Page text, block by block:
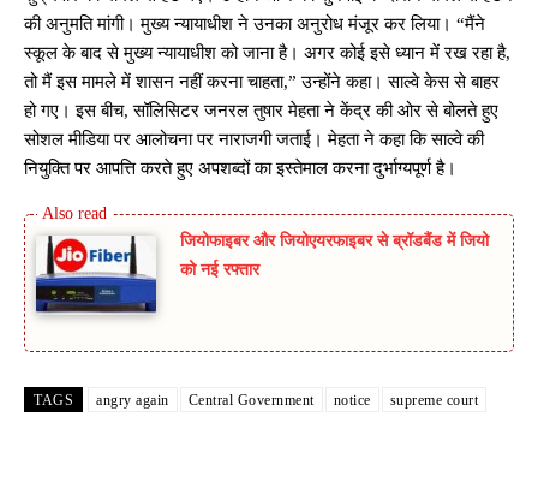
की अनुमति मांगी। मुख्य न्यायाधीश ने उनका अनुरोध मंजूर कर लिया। “मैंने
स्कूल के बाद से मुख्य न्यायाधीश को जाना है। अगर कोई इसे ध्यान में रख रहा है,
तो मैं इस मामले में शासन नहीं करना चाहता,” उन्होंने कहा। साल्वे केस से बाहर
हो गए। इस बीच, सॉलिसिटर जनरल तुषार मेहता ने केंद्र की ओर से बोलते हुए
सोशल मीडिया पर आलोचना पर नाराजगी जताई। मेहता ने कहा कि साल्वे की
नियुक्ति पर आपत्ति करते हुए अपशब्दों का इस्तेमाल करना दुर्भाग्यपूर्ण है।
जियोफाइबर और जियोएयरफाइबर से ब्रॉडबैंड में जियो
को नई रफ्तार
TAGS angry again Central Government notice supreme court